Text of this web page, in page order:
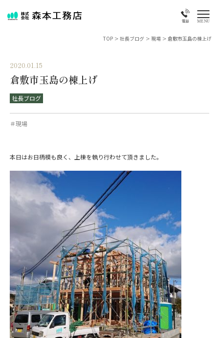
電話 MENU
TOP > 社長ブログ > 現場 > 倉敷市玉島の棟上げ
2020.01.15
倉敷市玉島の棟上げ
社長ブログ
＃現場
本日はお日柄模も良く、上棟を執り行わせて頂きました。